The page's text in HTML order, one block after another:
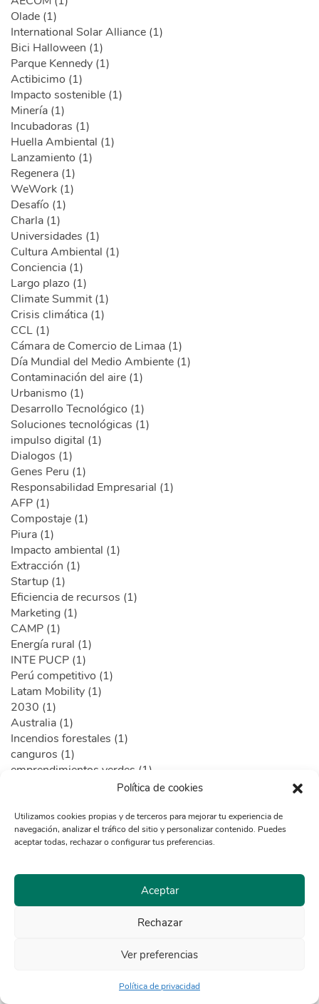
Política de cookies
Utilizamos cookies propias y de terceros para mejorar tu experiencia de
navegación, analizar el tráfico del sitio y personalizar contenido. Puedes
aceptar todas, rechazar o configurar tus preferencias.
Aceptar
Rechazar
Ver preferencias
Política de privacidad
Olade (1)
International Solar Alliance (1)
Bici Halloween (1)
Parque Kennedy (1)
Actibicimo (1)
Impacto sostenible (1)
Minería (1)
Incubadoras (1)
Huella Ambiental (1)
Lanzamiento (1)
Regenera (1)
WeWork (1)
Desafío (1)
Charla (1)
Universidades (1)
Cultura Ambiental (1)
Conciencia (1)
Largo plazo (1)
Climate Summit (1)
Crisis climática (1)
CCL (1)
Cámara de Comercio de Limaa (1)
Día Mundial del Medio Ambiente (1)
Contaminación del aire (1)
Urbanismo (1)
Desarrollo Tecnológico (1)
Soluciones tecnológicas (1)
impulso digital (1)
Dialogos (1)
Genes Peru (1)
Responsabilidad Empresarial (1)
AFP (1)
Compostaje (1)
Piura (1)
Impacto ambiental (1)
Extracción (1)
Startup (1)
Eficiencia de recursos (1)
Marketing (1)
CAMP (1)
Energía rural (1)
INTE PUCP (1)
Perú competitivo (1)
Latam Mobility (1)
2030 (1)
Australia (1)
Incendios forestales (1)
canguros (1)
emprendimientos verdes (1)
Artistas (1)
Call for code (1)
IBM (1)
ecoins (1)
Huella de carbono de eventos (1)